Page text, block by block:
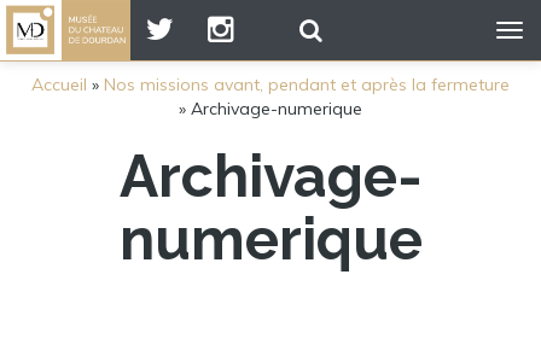
Accueil » Nos missions avant, pendant et après la fermeture
» Archivage-numerique
Archivage-
numerique